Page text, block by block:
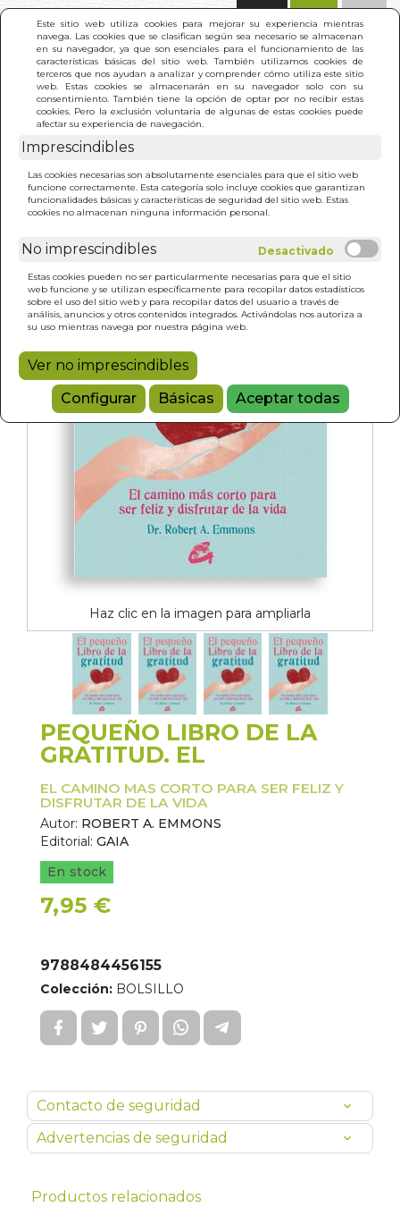
Este sitio web utiliza cookies para mejorar su experiencia mientras
navega. Las cookies que se clasifican según sea necesario se almacenan
en su navegador, ya que son esenciales para el funcionamiento de las
características básicas del sitio web. También utilizamos cookies de
terceros que nos ayudan a analizar y comprender cómo utiliza este sitio
web. Estas cookies se almacenarán en su navegador solo con su
consentimiento. También tiene la opción de optar por no recibir estas
cookies. Pero la exclusión voluntaria de algunas de estas cookies puede
afectar su experiencia de navegación.
Imprescindibles
Las cookies necesarias son absolutamente esenciales para que el sitio web
funcione correctamente. Esta categoría solo incluye cookies que garantizan
funcionalidades básicas y características de seguridad del sitio web. Estas
cookies no almacenan ninguna información personal.
No imprescindibles
Estas cookies pueden no ser particularmente necesarias para que el sitio
web funcione y se utilizan específicamente para recopilar datos estadísticos
sobre el uso del sitio web y para recopilar datos del usuario a través de
análisis, anuncios y otros contenidos integrados. Activándolas nos autoriza a
su uso mientras navega por nuestra página web.
Ver no imprescindibles
Configurar
Básicas Aceptar todas
INICIO >
Haz clic en la imagen para ampliarla
PEQUEÑO LIBRO DE LA
GRATITUD. EL
EL CAMINO MAS CORTO PARA SER FELIZ Y
DISFRUTAR DE LA VIDA
Autor: ROBERT A. EMMONS
Editorial: GAIA
En stock
7,95 €
9788484456155
Colección: BOLSILLO
Contacto de seguridad
Advertencias de seguridad
Productos relacionados